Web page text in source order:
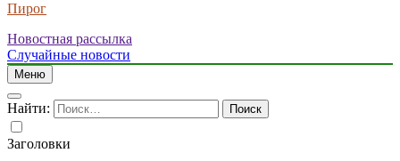
Пирог
Новостная рассылка
Случайные новости
Меню
Найти:
Заголовки